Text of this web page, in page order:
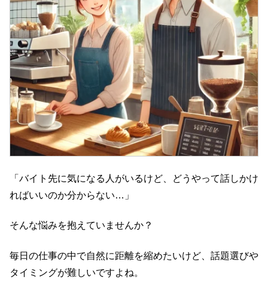
「バイト先に気になる人がいるけど、どうやって話しかけ
ればいいのか分からない…」
そんな悩みを抱えていませんか？
毎日の仕事の中で自然に距離を縮めたいけど、話題選びや
タイミングが難しいですよね。